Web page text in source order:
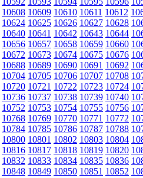
10608 10609 10610 10611 10612
10624 10625 10626 10627 10628
10640 10641 10642 10643 10644
10656 10657 10658 10659 10660
10672 10673 10674 10675 10676
10688 10689 10690 10691 10692
10704 10705 10706 10707 10708
10720 10721 10722 10723 10724
10736 10737 10738 10739 10740
10752 10753 10754 10755 10756
10768 10769 10770 10771 10772
10784 10785 10786 10787 10788
10800 10801 10802 10803 10804
10816 10817 10818 10819 10820
10832 10833 10834 10835 10836
10848 10849 10850 10851 10852